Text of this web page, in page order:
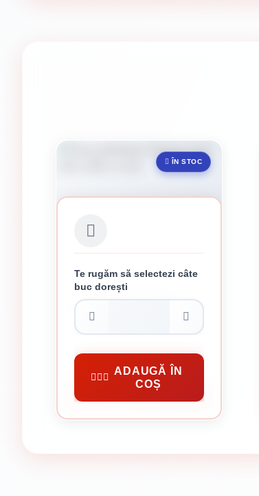
ÎN STOC
PLACA PERFORATA
IMBINARE LEMN 120 X 240 X
Conectori Metalici
Te rugăm să selectezi câte
buc dorești
ADAUGĂ ÎN
COȘ